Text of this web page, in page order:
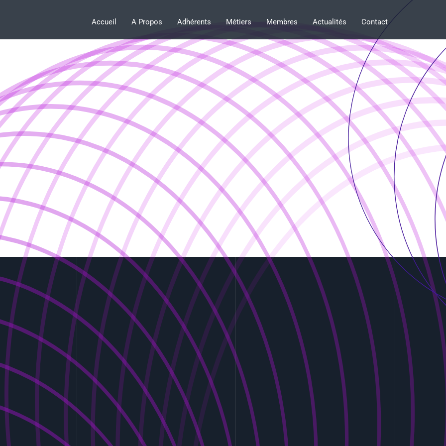
Accueil A Propos Adhérents Métiers Membres Actualités Contact